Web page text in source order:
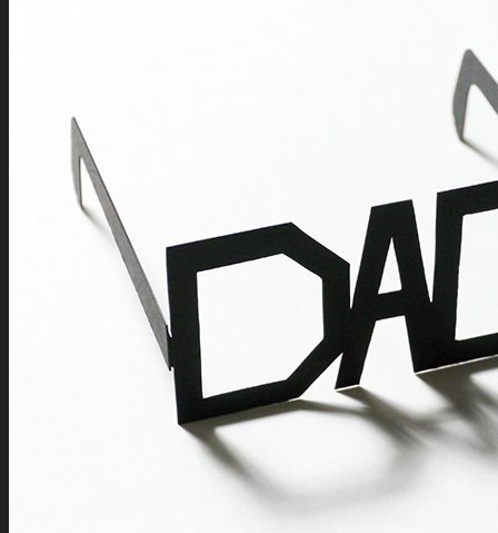
สัมพันธ์
ติดต่อ
เรา
รับสมัคร The Adviser
แบบคำร้องขอใช้สิทธิของเจ้าของ
ข้อมูลส่วนบุคคล
หนังสือให้ความยินยอมในการเปิด
เผยข้อมูลส่วนบุคคล
นโยบายความเป็นส่วนตัว